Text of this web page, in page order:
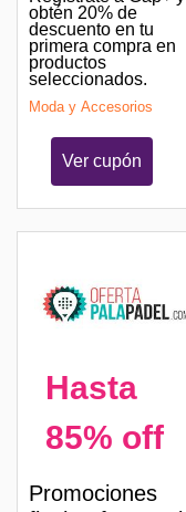
obtén 20% de
descuento en tu
primera compra en
productos
seleccionados.
Moda y Accesorios
Ver cupón
Hasta
85% off
Promociones